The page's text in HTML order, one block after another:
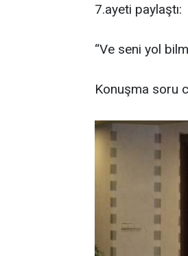
7.ayeti paylaştı:
“Ve seni yol
Konuşma soru